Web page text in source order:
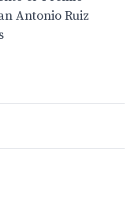
Antonio Ruiz